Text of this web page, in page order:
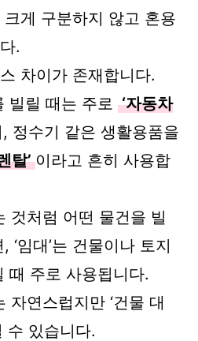
게 구분하지 않고 혼용
.
차이가 존재합니다.
빌릴 때는 주로 ‘자동차
정수기 같은 생활용품을
탈’ 이라고 흔히 사용합
것처럼 어떤 물건을 빌
‘임대’는 건물이나 토지
때 주로 사용됩니다.
자연스럽지만 ‘건물 대
수 있습니다.